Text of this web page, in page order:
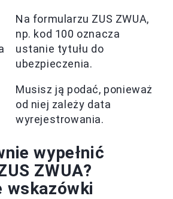
Na formularzu ZUS ZWUA,
np. kod 100 oznacza
ustanie tytułu do
ubezpieczenia.
Musisz ją podać, ponieważ
od niej zależy data
wyrejestrowania.
wypełnić
ZWUA?
wskazówki